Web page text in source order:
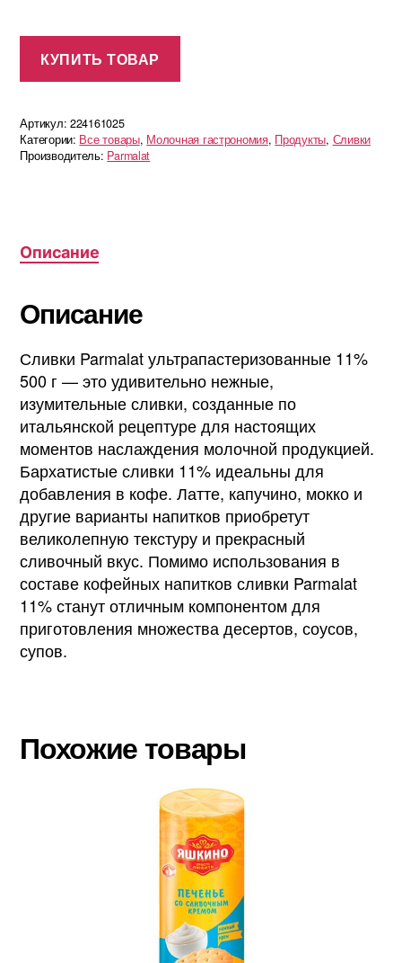
КУПИТЬ ТОВАР
Артикул: 224161025
Категории: Все товары, Молочная гастрономия, Продукты, Сливки
Производитель: Parmalat
Описание
Описание
Сливки Parmalat ультрапастеризованные 11%
500 г — это удивительно нежные,
изумительные сливки, созданные по
итальянской рецептуре для настоящих
моментов наслаждения молочной продукцией.
Бархатистые сливки 11% идеальны для
добавления в кофе. Латте, капучино, мокко и
другие варианты напитков приобретут
великолепную текстуру и прекрасный
сливочный вкус. Помимо использования в
составе кофейных напитков сливки Parmalat
11% станут отличным компонентом для
приготовления множества десертов, соусов,
супов.
Похожие товары